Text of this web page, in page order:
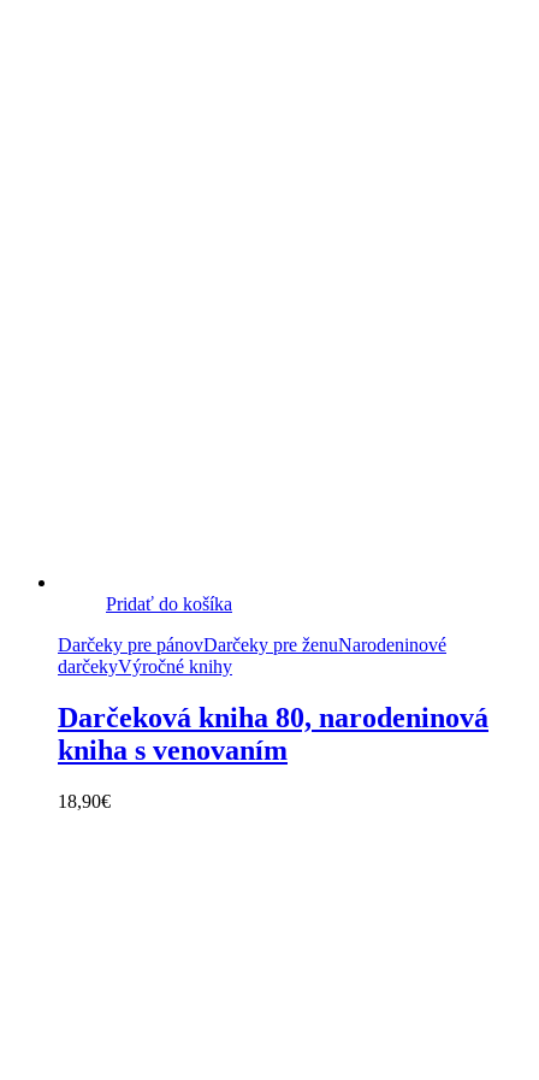
Pridať do košíka
Darčeky pre pánovDarčeky pre ženuNarodeninové
darčekyVýročné knihy
Darčeková kniha 80, narodeninová
kniha s venovaním
18,90€